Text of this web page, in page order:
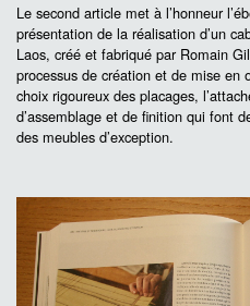
Le second article met à l’honneur
présentation de la réalisation d’un
Laos, créé et fabriqué par Romain
processus de création et de mise
choix rigoureux des placages,
d’assemblage et de finition qui font
des meubles d’exception.
Réalisation d'un